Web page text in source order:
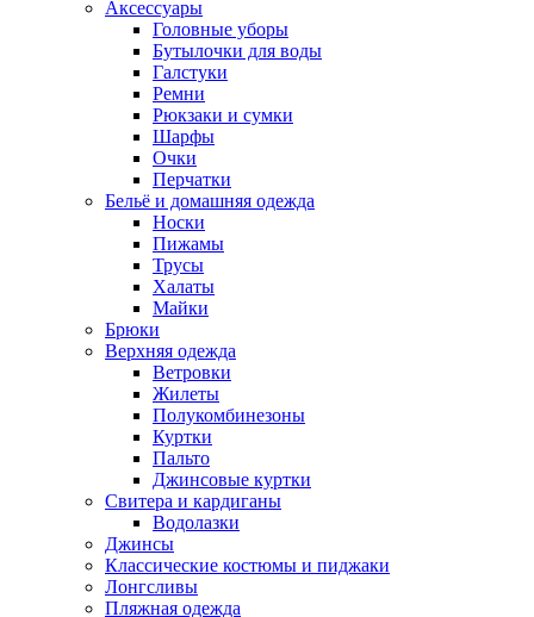
Аксессуары
Головные уборы
Бутылочки для воды
Галстуки
Ремни
Рюкзаки и сумки
Шарфы
Очки
Перчатки
Бельё и домашняя одежда
Носки
Пижамы
Трусы
Халаты
Майки
Брюки
Верхняя одежда
Ветровки
Жилеты
Полукомбинезоны
Куртки
Пальто
Джинсовые куртки
Свитера и кардиганы
Водолазки
Джинсы
Классические костюмы и пиджаки
Лонгсливы
Пляжная одежда